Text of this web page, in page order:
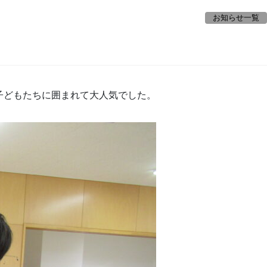
お知らせ一覧
もたちに囲まれて大人気でした。